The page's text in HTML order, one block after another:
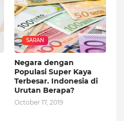
SARAN
Negara dengan
Populasi Super Kaya
Terbesar. Indonesia di
Urutan Berapa?
October 17, 2019